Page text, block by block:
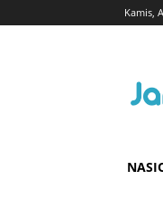
Kamis,